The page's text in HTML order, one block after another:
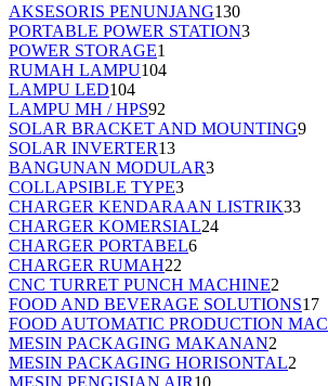
AKSESORIS PENUNJANG130
PORTABLE POWER STATION3
POWER STORAGE1
RUMAH LAMPU104
LAMPU LED104
LAMPU MH / HPS92
SOLAR BRACKET AND MOUNTING9
SOLAR INVERTER13
BANGUNAN MODULAR3
COLLAPSIBLE TYPE3
CHARGER KENDARAAN LISTRIK33
CHARGER KOMERSIAL24
CHARGER PORTABEL6
CHARGER RUMAH22
CNC TURRET PUNCH MACHINE2
FOOD AND BEVERAGE SOLUTIONS17
FOOD AUTOMATIC PRODUCTION
MESIN PACKAGING MAKANAN2
MESIN PACKAGING HORISONTAL2
MESIN PENGISIAN AIR10